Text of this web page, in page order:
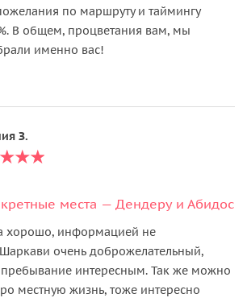
по маршруту и таймингу
В общем, процветания вам, мы
именно вас!
З.
места — Дендеру и Абидос
хорошо, информацией не
очень доброжелательный,
пребывание интересным. Так же можно
местную жизнь, тоже интересно